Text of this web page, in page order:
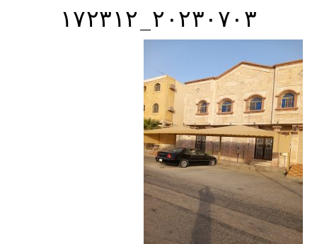
٢٠٢٣٠٧٠٣_١٧٢٣١٢